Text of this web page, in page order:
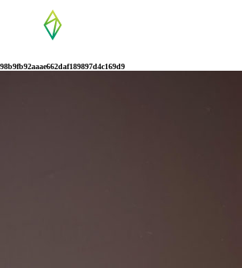
98b9fb92aaae662daf189897d4c169d9